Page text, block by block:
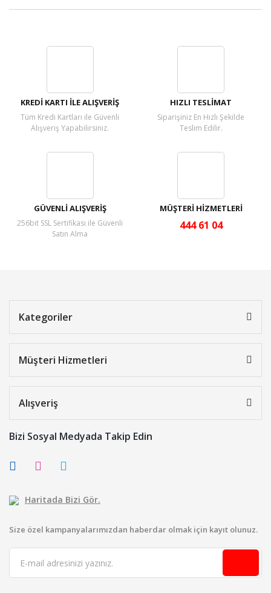
KREDİ KARTI İLE ALIŞVERİŞ
Tüm Kredi Kartları ile Güvenli
Alışveriş Yapabilirsiniz.
HIZLI TESLİMAT
Siparişiniz En Hızlı Şekilde
Teslim Edilir.
GÜVENLİ ALIŞVERİŞ
256bit SSL Sertifikası ile Güvenli
Satın Alma
MÜŞTERİ HİZMETLERİ
444 61 04
Kategoriler
Müşteri Hizmetleri
Alışveriş
Bizi Sosyal Medyada Takip Edin
Haritada Bizi Gör.
Size özel kampanyalarımızdan haberdar olmak için kayıt olunuz.